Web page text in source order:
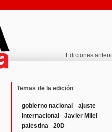
Ediciones
Temas de la edición
gobierno nacional
ajuste
Internacional
Javier Milei
palestina
20D